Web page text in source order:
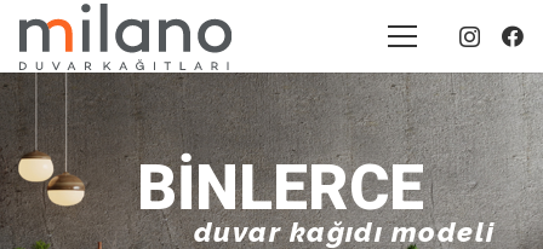
BINLERCE
duvar kağıdı modeli